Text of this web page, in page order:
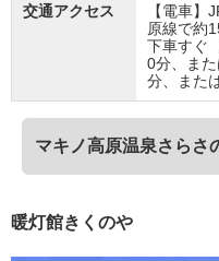
交通アクセス
【電車】
原線で約
下車すぐ
0分、ま
分、また
マキノ高原温泉さらさ
暖灯館きくのや